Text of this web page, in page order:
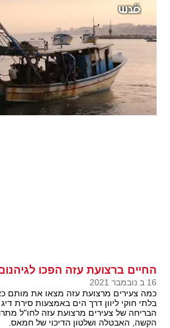
החיים ברצועת עזה הפכו
16 ב נובמבר 2021
כמה צעירים מרצועת עזה מצאו את מותם
בלתי חוקי ליוון דרך הים באמצעות סירת
הבריחה של צעירים מרצועת עזה לחו"ל
הקשה, האבטלה ושלטון הדיכוי של חמאס.